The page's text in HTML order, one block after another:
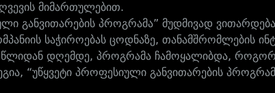
მიმართულებით.
განვითარების პროგრამა” მუდმივად
საჭიროებას ცოდნაზე, თანამშრომლების
წლიდან დღემდე, პროგრამა ჩამოყალიბდა,
“უწყვეტი პროფესიული განვითარების